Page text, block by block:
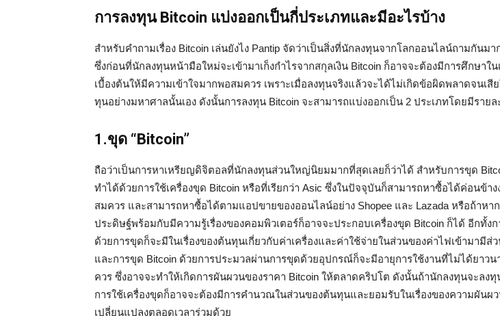
การลงทุน Bitcoin แบ่งออกเป็นกี่ประเภทและมีอะไรบ้าง
สำหรับคำถามเรื่อง Bitcoin เล่นยังไง Pantip จัดว่าเป็นสิ่งที่นักลงทุนจากโลกออนไลน์ถามกันมา
ซึ่งก่อนที่นักลงทุนหน้ามือใหม่จะเข้ามาเก็งกำไรจากสกุลเงิน Bitcoin ก็อาจจะต้องมีการศึกษาใน
เบื้องต้นให้มีความเข้าใจมากพอสมควร เพราะเมื่อลงทุนจริงแล้วจะได้ไม่เกิดข้อผิดพลาดจนเสีย
ทุนอย่างมหาศาลนั้นเอง ดังนั้นการลงทุน Bitcoin จะสามารถแบ่งออกเป็น 2 ประเภทโดยมีรายล
1.ขุด “Bitcoin”
ถือว่าเป็นการหาเหรียญดิจิตอลที่นักลงทุนส่วนใหญ่นิยมมากที่สุดเลยก็ว่าได้ สำหรับการขุด
ทำได้ด้วยการใช้เครื่องขุด Bitcoin หรือที่เรียกว่า Asic ซึ่งในปัจจุบันก็สามารถหาซื้อได้ค่อนข้าง
สมควร และสามารถหาซื้อได้ตามแอปขายของออนไลน์อย่าง Shopee และ Lazada หรือถ้าหา
ประดิษฐ์พร้อมกับมีความรู้เรื่องของคอมพิวเตอร์ก็อาจจะประกอบเครื่องขุด Bitcoin ก็ได้ อีกทั้งก
ด้วยการขุดก็จะมีในเรื่องของต้นทุนเกี่ยวกับค่าเครื่องและค่าใช้จ่ายในส่วนของค่าไฟเข้ามามีส่ว
และการขุด Bitcoin ด้วยการประมวลผ่านการขุดด้วยอุปกรณ์ก็จะมีอายุการใช้งานที่ไม่ได้ยาวน
ควร ซึ่งอาจจะทำให้เกิดการผันผวนของราคา Bitcoin ให้ตลาดคริปโต ดังนั้นถ้านักลงทุนจะลงทุ
การใช้เครื่องขุดก็อาจจะต้องมีการคำนวณในส่วนของต้นทุนและยอมรับในเรื่องของความผันผ
เปลี่ยนแปลงตลอดเวลาร่วมด้วย